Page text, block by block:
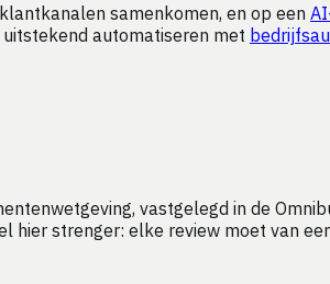
samenkomen, en op een
automatiseren met
vastgelegd in de
hier strenger: elke review moet van